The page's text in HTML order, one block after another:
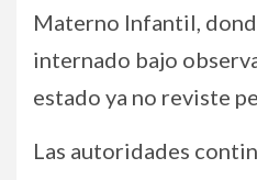
Materno Infantil,
internado bajo
estado ya no reviste
Las autoridades